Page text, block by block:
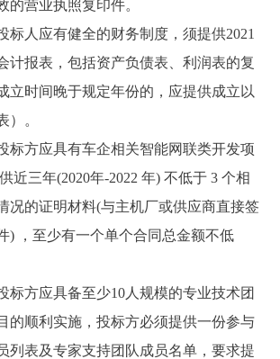
的营业执照复印件。
标人应有健全的财务制度，须提供2021
计报表，包括资产负债表、利润表的复
立时间晚于规定年份的，应提供成立以
）。
标方应具有车企相关智能网联类开发项
近三年(2020年-2022 年) 不低于 3 个相
况的证明材料(与主机厂或供应商直接签
)
，至少有一个单个合同总金额不低
标方应具备至少10人规模的专业技术团
的顺利实施，投标方必须提供一份参与
列表及专家支持团队成员名单，要求提